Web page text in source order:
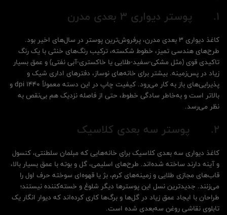
1. پوستر دیواری 3 بعدی مدرن
کاغذ دیواری 3 بعدی مدرن، پرفروش‌ترین پوستر در سال‌های اخیر بود.
طرح‌های هندسی تمیز، خطوط شکسته، ترکیب رنگ‌های خنثی با یک رنگ
تاکیدی قوی (مثل مشکی-سفید-طلایی یا خاکستری-آبی نفتی) و عمق بسیار
زیاد در پس‌زمینه. بیشتر برای خانه‌های نوساز، دفترهای اداری شیک و
پذیرایی‌های باز به کار می‌رود. کیفیت چاپ در این دسته معمولاً ۱۴۴۰ dpi و
بالاتر است و به‌خاطر سادگی خطوط، حتی از فاصله نزدیک هم بی‌نقص به
نظر می‌رسد.
2. پوستر سه بعدی کلاسیک
کاغذ دیواری سه بعدی کلاسیک برای خانه‌هایی که مبلمان سلطنتی، کنسول
و آینه دارند ساخته شده‌اند. طرح‌های اسلیمی، گل و بوته با عمق بسیار بالا،
قاب‌های مجازی طلایی و زمینه‌های کرم، بژ یا قهوه‌ای سوخته حرف اول را
می‌زنند. جدیدترین نسل این پوسترها دیگر شلوغ و خسته‌کننده نیستند؛
طراحان با ایجاد عمق زیاد در گل‌ها و برگ‌ها کاری کرده‌اند که دیوار انگار یک
تابلوی نقاشی روغن سه‌بعدی شده است.